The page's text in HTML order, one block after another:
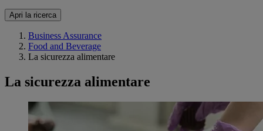
Apri la ricerca
Business Assurance
Food and Beverage
La sicurezza alimentare
La sicurezza alimentare